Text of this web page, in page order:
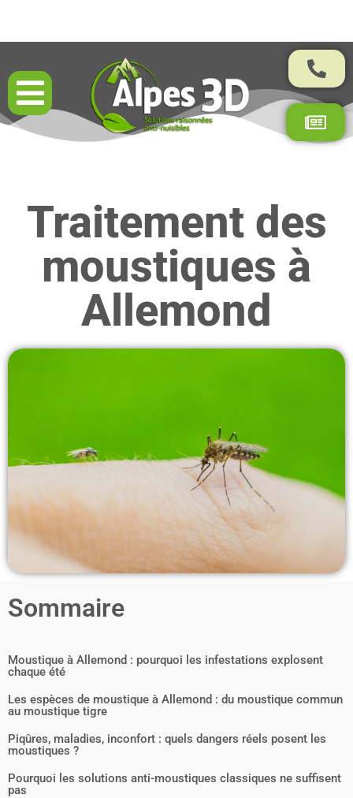
Résultats garantis par contrat
Traitement des
moustiques à
Allemond
Sommaire
Moustique à Allemond : pourquoi les infestations explosent
chaque été
Les espèces de moustique à Allemond : du moustique commun
au moustique tigre
Piqûres, maladies, inconfort : quels dangers réels posent les
moustiques ?
Pourquoi les solutions anti-moustiques classiques ne suffisent
pas